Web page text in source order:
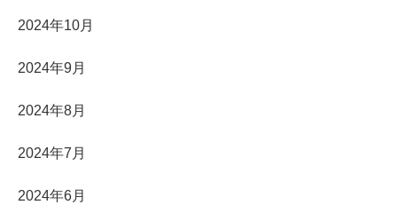
2024年10月
2024年9月
2024年8月
2024年7月
2024年6月